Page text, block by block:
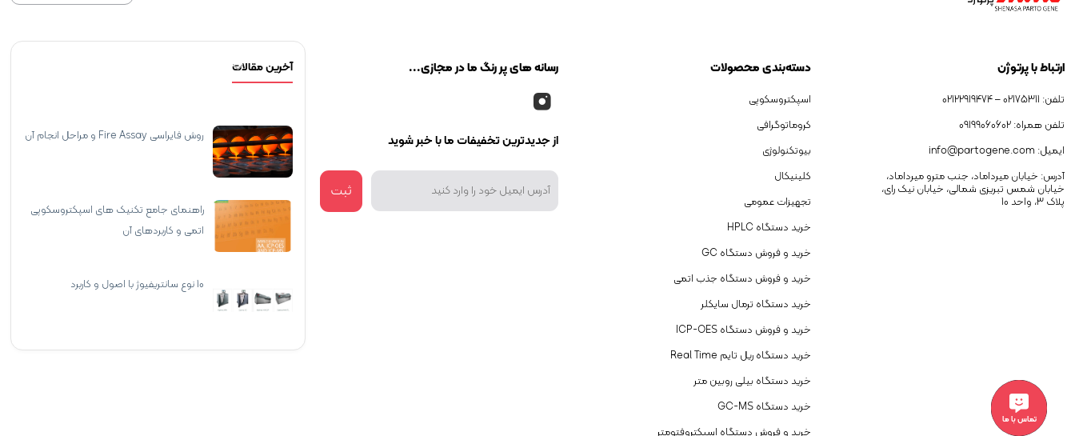
ارتباط با پرتوژن
تلفن: 02175311 – 02122919474
تلفن همراه: 09199060602
ایمیل: info@partogene.com
آدرس: خیابان میرداماد، جنب مترو میرداماد،
خیابان شمس تبریزی شمالی، خیابان نیک رای،
پلاک 3، واحد 10
دسته‌بندی محصولات
اسپکتروسکوپی
کروماتوگرافی
بیوتکنولوژی
کلینیکال
تجهیزات عمومی
خرید دستگاه HPLC
خرید و فروش دستگاه GC
خرید و فروش دستگاه جذب اتمی
خرید دستگاه ترمال سایکلر
خرید و فروش دستگاه ICP-OES
خرید دستگاه ریل تایم Real Time
خرید دستگاه بیلی روبین متر
خرید دستگاه GC-MS
خرید و فروش دستگاه اسپکتروفتومتر
رسانه های پر رنگ ما در مجازی...
از جدیدترین تخفیفات ما با خبر شوید
ثبت
آخرین مقالات
روش فایراسی Fire Assay و مراحل انجام آن
راهنمای جامع تکنیک‌ های اسپکتروسکوپی
اتمی و کاربردهای آن
10 نوع سانتریفیوژ با اصول و کاربرد
تماس با ما